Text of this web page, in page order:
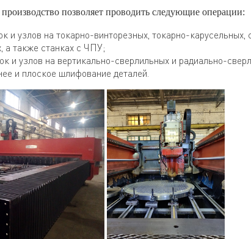
позволяет проводить следующие операции:
и узлов на токарно-винторезных, токарно-
а также станках с ЧПУ;
и узлов на вертикально-сверлильных и радиально-
и плоское шлифование деталей.